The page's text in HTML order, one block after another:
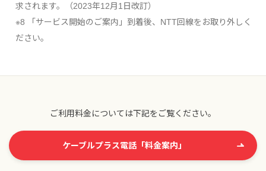
求されます。（2023年12月1日改訂）
※8 「サービス開始のご案内」到着後、NTT回線をお取り外しく
ださい。
ご利用料金については下記をご覧ください。
ケーブルプラス電話「料金案内」